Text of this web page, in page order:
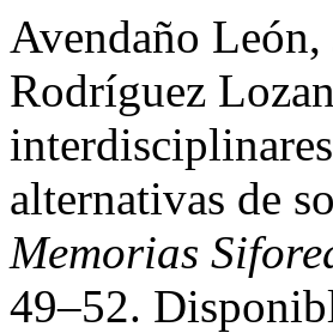
Avendaño
Rodríguez
alternativas de
Memorias
49–52.